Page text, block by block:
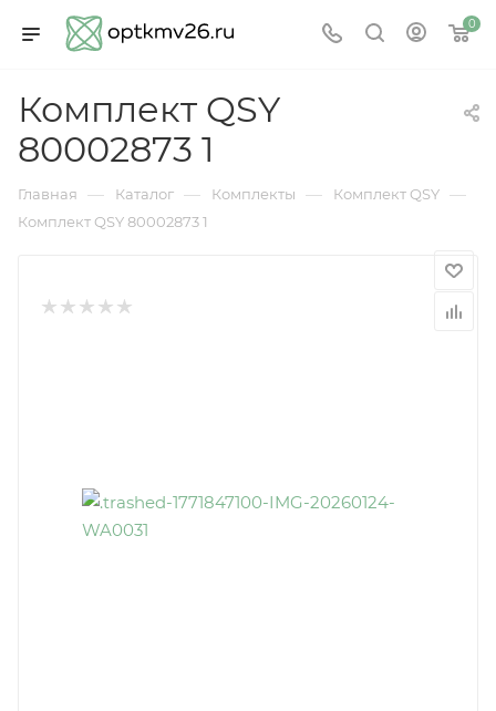
0
Комплект QSY
80002873 1
Главная — Каталог — Комплекты — Комплект QSY —
Комплект QSY 80002873 1